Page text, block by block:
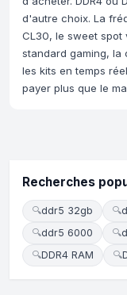
d'autre choix. La
CL30, le sweet spot
standard gaming, la
les kits en temps
payer plus que le
Recherches
🔍ddr5 32gb 🔍
🔍ddr5 6000 🔍
🔍DDR4 RAM 🔍